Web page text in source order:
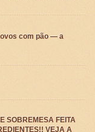
com pão — a
SOBREMESA FEITA
VEJA A